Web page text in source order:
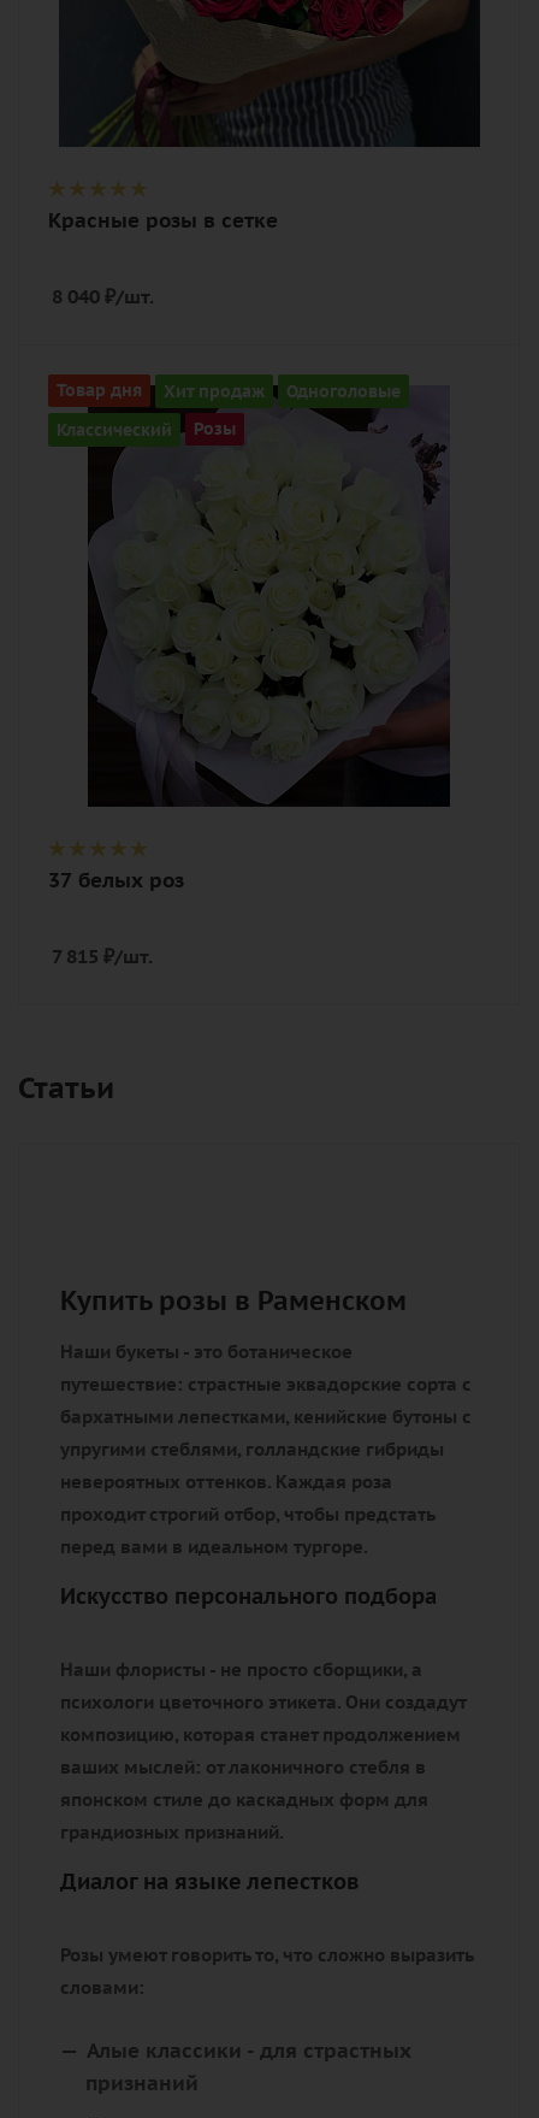
Красные розы в сетке
8 040 ₽/шт.
Товар дня Хит продаж
Одноголовые
Классический
Розы
Количество
37
Описание
роза, лента, дизайнерская упаковка
37 белых роз
7 815 ₽/шт.
Статьи
Купить розы в Раменском
путешествие: страстные эквадорские сорта с
упругими стеблями, голландские гибриды
невероятных оттенков. Каждая роза
проходит строгий отбор, чтобы предстать
перед вами в идеальном тургоре.
Искусство персонального подбора
Наши флористы - не просто сборщики, а
композицию, которая станет продолжением
ваших мыслей: от лаконичного стебля в
грандиозных признаний.
Диалог на языке лепестков